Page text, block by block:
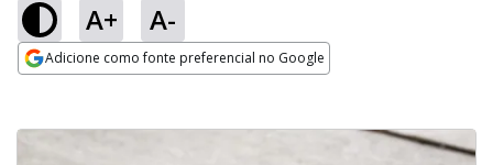
A+ A-
Adicione como fonte preferencial no Google